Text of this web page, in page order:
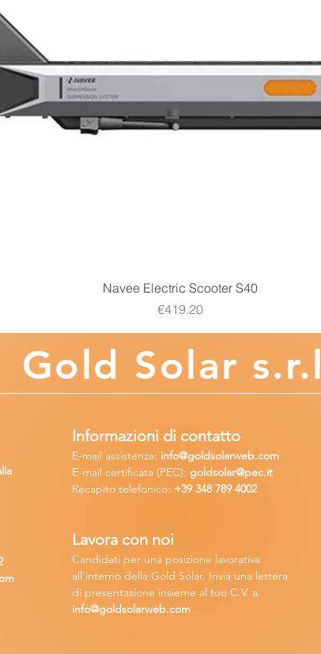
Quick View
Navee Electric Scooter S40
Price
€419.20
Gold Solar s.r.l
Lavora con noi
Candidati per una posizione lavorativa
all'interno della Gold Solar. Invia una lettera
di presentazione insieme al tuo C.V. a:
info@goldsolarweb.com
Informazioni di contatto
E-mail assistenza: info@goldsolarweb.com
E-mail certificata (PEC): goldsolar@pec.it
Recapito telefonico: +39 348789 4002